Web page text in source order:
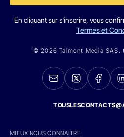
En cliquant sur s'inscrire, vous
Termes et
© 2026 Talmont Media SAS.
MIEUX NOUS CONNAITRE